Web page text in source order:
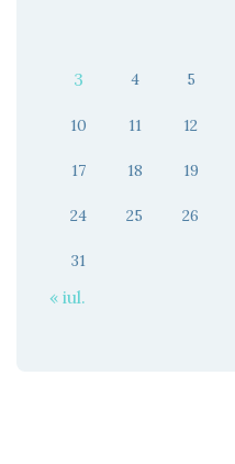
3 4 5
10 11 12
17 18 19
24 25 26
31
« iul.